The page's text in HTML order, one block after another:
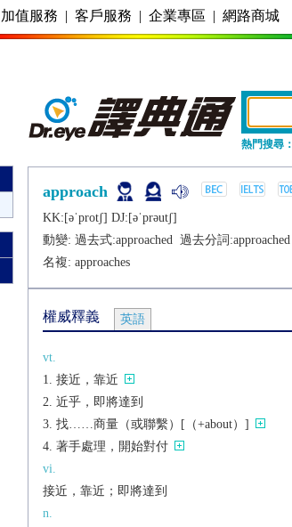
加值服務 | 客戶服務 | 企業專區 | 網路商城
熱門搜尋：
approach
KK:[ǝˈprotʃ] DJ:[ǝˈprǝutʃ]
動變: 過去式:approached 過去分詞:approached
名複: approaches
權威釋義 英語
vt.
接近，靠近
近乎，即將達到
找……商量（或聯繫）[（+about）]
著手處理，開始對付
vi.
接近，靠近；即將達到
n.